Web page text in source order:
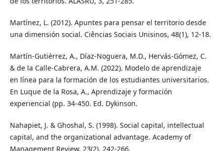
Martínez, L. (2012). Apuntes para pensar el territorio desde
una dimensión social. Ciências Sociais Unisinos, 48(1), 12-18.
Martín-Gutiérrez, A., Díaz-Noguera, M.D., Hervás-Gómez, C.
& de la Calle-Cabrera, A.M. (2022). Modelo de aprendizaje
en línea para la formación de los estudiantes universitarios.
En Luque de la Rosa, A., Aprendizaje y formación
experiencial (pp. 34-450. Ed. Dykinson.
Nahapiet, J. & Ghoshal, S. (1998). Social capital, intellectual
capital, and the organizational advantage. Academy of
Management Review, 23(2), 242-266.